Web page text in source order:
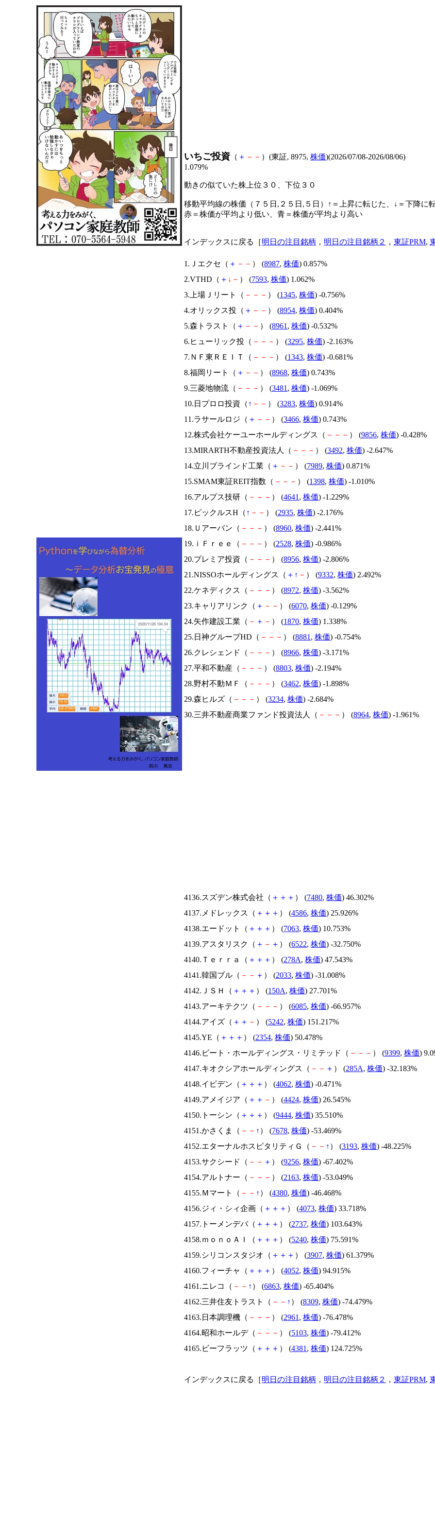
いちご投資 （ ＋ － － ）(東証, 8975, 株価)(2026/07/08-2026/08/06)
1.079%
動きの似ていた株上位３０、下位３０
移動平均線の株価（７５日,２５日,５日）↑＝上昇に転じた、↓＝下降に
赤＝株価が平均より低い、青＝株価が平均より高い
インデックスに戻る［明日の注目銘柄 ， 明日の注目銘柄２ ， 東証PRM,
1.Ｊエクセ（ ＋ － － ） (8987, 株価) 0.857%
2.VTHD（ ＋ ↓ － ） (7593, 株価) 1.062%
3.上場Ｊリート（ － － － ） (1345, 株価) -0.756%
4.オリックス投（ ＋ － － ） (8954, 株価) 0.404%
5.森トラスト（ ＋ － － ） (8961 , 株価) -0.532%
6.ヒューリック投（ － － － ） (3295, 株価) -2.163%
7.ＮＦ東ＲＥＩＴ（ － － － ） (1343, 株価) -0.681%
8.福岡リート（ ＋ － － ） (8968, 株価) 0.743%
9.三菱地物流（ － － － ） (3481 , 株価) -1.069%
10.日プロロ投資（ ↑ － － ） (3283, 株価) 0.914%
11.ラサールロジ（ ＋ － － ） (3466, 株価) 0.743%
12.株式会社ケーユーホールディングス（ － － － ） (9856, 株価) -0.428%
13.MIRARTH不動産投資法人（ － － － ） (3492, 株価) -2.647%
14.立川ブラインド工業（ ＋ － － ） (7989, 株価) 0.871%
15.SMAM東証REIT指数（ － － － ） (1398, 株価) -1.010%
16.アルプス技研（ － － － ） (4641 , 株価) -1.229%
17.ピックルスH（ ↑ － － ） (2935, 株価) -2.176%
18.Ｕアーバン（ － － － ） (8960, 株価) -2.441%
19.ｉＦｒｅｅ（ － － － ） (2528, 株価) -0.986%
20.プレミア投資（ － － － ） (8956, 株価) -2.806%
21.NISSOホールディングス（ ＋ ↑ － ） (9332, 株価) 2.492%
22.ケネディクス（ － － － ） (8972, 株価) -3.562%
23.キャリアリンク（ ＋ － － ） (6070, 株価) -0.129%
24.矢作建設工業（ － ＋ － ） (1870, 株価) 1.338%
25.日神グループHD（ － － － ） (8881 , 株価) -0.754%
26.クレシェンド（ － － － ） (8966, 株価) -3.171%
27.平和不動産（ － － － ） (8803, 株価) -2.194%
28.野村不動ＭＦ（ － － － ） (3462, 株価) -1.898%
29.森ヒルズ（ － － － ） (3234, 株価) -2.684%
30.三井不動産商業ファンド投資法人（ － － － ） (8964, 株価) -1.961%
4136.スズデン株式会社（ ＋ ＋ ＋ ） (7480, 株価) 46.302%
4137.メドレックス（ ＋ ＋ ＋ ） (4586, 株価) 25.926%
4138.エードット（ ＋ ＋ ＋ ） (7063, 株価) 10.753%
4139.アスタリスク（ ＋ － ＋ ） (6522, 株価) -32.750%
4140.Ｔｅｒｒａ（ ＋ ＋ ＋ ） (278A, 株価) 47.543%
4141.韓国ブル（ － － ＋ ） (2033, 株価) -31.008%
4142.ＪＳＨ（ ＋ ＋ ＋ ） (150A, 株価) 27.701%
4143.アーキテクツ（ － － － ） (6085, 株価) -66.957%
4144.アイズ（ ＋ ＋ － ） (5242, 株価) 151.217%
4145.YE（ ＋ ＋ ＋ ） (2354, 株価) 50.478%
4146.ビート・ホールディングス・リミテッド（ － － － ） (9399, 株価)
4147.キオクシアホールディングス（ － － ＋ ） (285A, 株価) -32.183%
4148.イビデン（ ＋ ＋ ＋ ） (4062, 株価) -0.471%
4149.アメイジア（ ＋ ＋ － ） (4424, 株価) 26.545%
4150.トーシン（ ＋ ＋ ＋ ） (9444, 株価) 35.510%
4151.かさくま（ － － ↑ ） (7678, 株価) -53.469%
4152.エターナルホスピタリティＧ（ － － ↑ ） (3193, 株価) -48.225%
4153.サクシード（ － － ＋ ） (9256, 株価) -67.402%
4154.アルトナー（ － － － ） (2163, 株価) -53.049%
4155.Ｍマート（ － － ↑ ） (4380, 株価) -46.468%
4156.ジィ・シィ企画（ ＋ ＋ ＋ ） (4073, 株価) 33.718%
4157.トーメンデバ（ ＋ ＋ ＋ ） (2737, 株価) 103.643%
4158.ｍｏｎｏＡＩ（ ＋ ＋ ＋ ） (5240, 株価) 75.591%
4159.シリコンスタジオ（ ＋ ＋ ＋ ） (3907, 株価) 61.379%
4160.フィーチャ（ ＋ ＋ ＋ ） (4052, 株価) 94.915%
4161.ニレコ（ － － ↑ ） (6863, 株価) -65.404%
4162.三井住友トラスト（ － － ↑ ） (8309, 株価) -74.479%
4163.日本調理機（ － － － ） (2961 , 株価) -76.478%
4164.昭和ホールデ（ － － － ） (5103, 株価) -79.412%
4165.ビーフラッツ（ ＋ ＋ ＋ ） (4381 , 株価) 124.725%
インデックスに戻る［明日の注目銘柄 ， 明日の注目銘柄２ ， 東証PRM,